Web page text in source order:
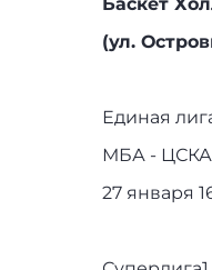
(ул.
Единая
МБА - ЦСКА
27 января